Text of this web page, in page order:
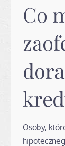
Co
Osoby,